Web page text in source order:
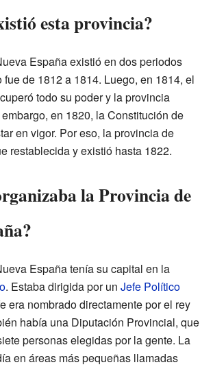
esta provincia?
España existió en dos periodos
fue de 1812 a 1814. Luego, en 1814, el
todo su poder y la provincia
en 1820, la Constitución de
en vigor. Por eso, la provincia de
restablecida y existió hasta 1822.
la Provincia de
España tenía su capital en la
. Estaba dirigida por un Jefe Político
era nombrado directamente por el rey
había una Diputación Provincial, que
personas elegidas por la gente. La
en áreas más pequeñas llamadas